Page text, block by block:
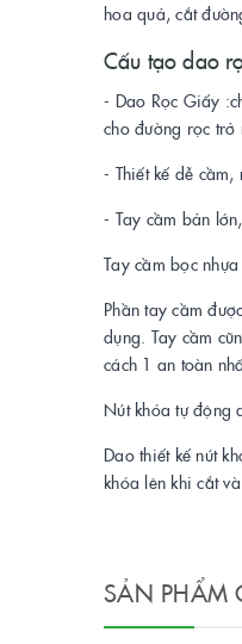
hoa quả, cắt
Cấu tạo dao
- Dao Rọc Giấy
cho đường rọc trở
- Thiết kế dễ
- Tay cầm bản
Tay cầm bọc
Phần tay cầm
dụng. Tay cầm
cách 1 an toàn
Nút khóa tự động
Dao thiết kế nút
khóa lên khi cắt
SẢN PHẨM